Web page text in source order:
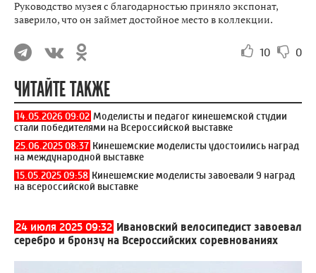
Руководство музея с благодарностью приняло экспонат,
заверило, что он займет достойное место в коллекции.
10 0
ЧИТАЙТЕ ТАКЖЕ
14.05.2026 09:02 Моделисты и педагог кинешемской студии
стали победителями на Всероссийской выставке
25.06.2025 08:37 Кинешемские моделисты удостоились наград
на международной выставке
15.05.2025 09:58 Кинешемские моделисты завоевали 9 наград
на всероссийской выставке
24 июля 2025 09:32 Ивановский велосипедист завоевал
серебро и бронзу на Всероссийских соревнованиях